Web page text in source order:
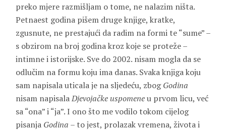
preko mjere razmišljam o tome, ne nalazim ništa.
Petnaest godina pišem druge knjige, kratke,
zgusnute, ne prestajući da radim na formi te “sume” –
s obzirom na broj godina kroz koje se proteže –
intimne i istorijske. Sve do 2002. nisam mogla da se
odlučim na formu koju ima danas. Svaka knjiga koju
sam napisala uticala je na sljedeću, zbogGodina
nisam napisalaDjevojačke uspomeneu prvom licu, već
sa “ona” i “ja”. I ono što me vodilo tokom cijelog
pisanja Godina – to jest, prolazak vremena, života i